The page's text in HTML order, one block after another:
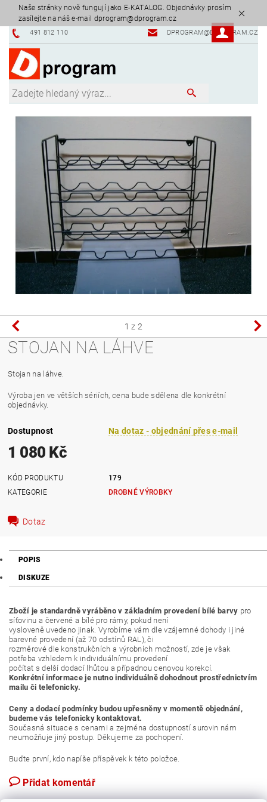
Naše stránky nově fungují jako E-KATALOG. Objednávky prosím
zasílejte na náš e-mail dprogram@dprogram.cz
491 812 110 DPROGRAM@DPROGRAM.CZ
1 z 2
STOJAN NA LÁHVE
Stojan na láhve.
Výroba jen ve větších sériích, cena bude sdělena dle konkrétní
objednávky.
Dostupnost Na dotaz - objednání přes e-mail
1 080 Kč
KÓD PRODUKTU
179
KATEGORIE
DROBNÉ VÝROBKY
Dotaz
POPIS
DISKUZE
Zboží je standardně vyráběno v základním provedení bílé barvy pro
síťovinu a červené a bílé pro rámy, pokud není
vysloveně uvedeno jinak. Vyrobíme vám dle vzájemné dohody i jiné
barevné provedení (až 70 odstínů RAL), či
rozměrové dle konstrukčních a výrobních možností, zde je však
potřeba vzhledem k individuálnímu provedení
počítat s delší dodací lhůtou a případnou cenovou korekcí.
Konkrétní informace je nutno individuálně dohodnout prostřednictvím
mailu či telefonicky.
Ceny a dodací podmínky budou upřesněny v momentě objednání,
budeme vás telefonicky kontaktovat.
Současná situace s cenami a zejména dostupností surovin nám
neumožňuje jiný postup. Děkujeme za pochopení.
Buďte první, kdo napíše příspěvek k této položce.
Přidat komentář